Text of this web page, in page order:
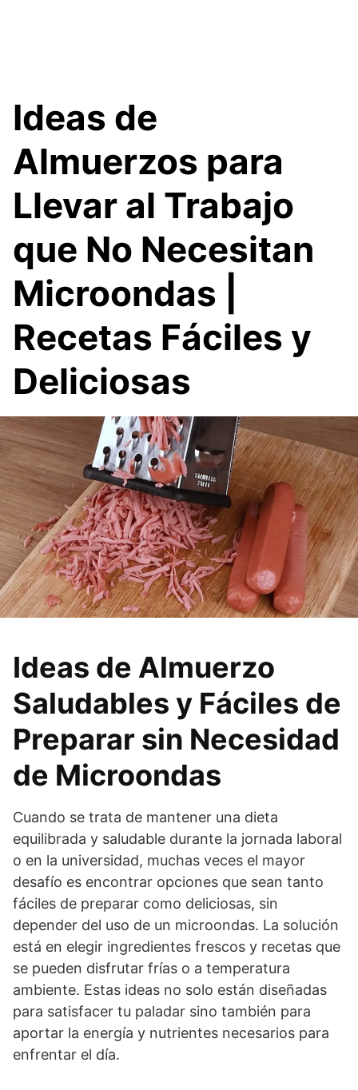
Ideas de
Almuerzos para
Llevar al Trabajo
que No Necesitan
Microondas |
Recetas Fáciles y
Deliciosas
Ideas de Almuerzo
Saludables y Fáciles de
Preparar sin Necesidad
de Microondas
Cuando se trata de mantener una dieta
equilibrada y saludable durante la jornada laboral
o en la universidad, muchas veces el mayor
desafío es encontrar opciones que sean tanto
fáciles de preparar como deliciosas, sin
depender del uso de un microondas. La solución
está en elegir ingredientes frescos y recetas que
se pueden disfrutar frías o a temperatura
ambiente. Estas ideas no solo están diseñadas
para satisfacer tu paladar sino también para
aportar la energía y nutrientes necesarios para
enfrentar el día.